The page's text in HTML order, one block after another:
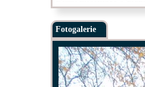
Fotogalerie